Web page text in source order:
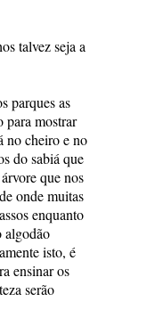
talvez seja a
parques as
para mostrar
no cheiro e no
do sabiá que
que nos
onde muitas
enquanto
algodão
isto, é
ensinar os
serão